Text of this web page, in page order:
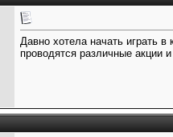
Давно хотела начать играть
проводятся различные акции